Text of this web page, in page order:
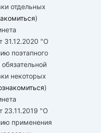
отдельных
)
31.12.2020 "О
поэтапного
некоторых
)
23.11.2019 "О
применения